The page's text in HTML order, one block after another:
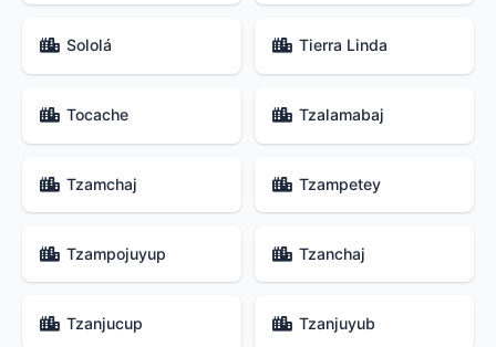
Sololá Tierra Linda
Tocache Tzalamabaj
Tzamchaj Tzampetey
Tzampojuyup Tzanchaj
Tzanjucup Tzanjuyub